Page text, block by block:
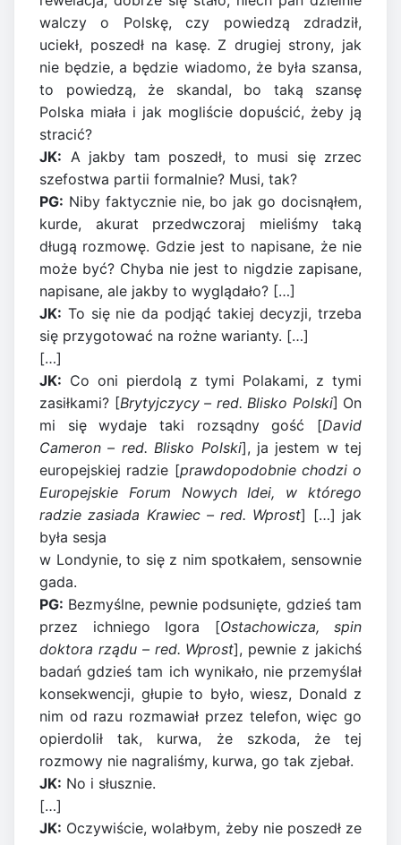
walczy o Polskę, czy powiedzą zdradził,
uciekł, poszedł na kasę. Z drugiej strony, jak
nie będzie, a będzie wiadomo, że była szansa,
to powiedzą, że skandal, bo taką szansę
Polska miała i jak mogliście dopuścić, żeby ją
stracić?
JK: A jakby tam poszedł, to musi się zrzec
szefostwa partii formalnie? Musi, tak?
PG: Niby faktycznie nie, bo jak go docisnąłem,
kurde, akurat przedwczoraj mieliśmy taką
długą rozmowę. Gdzie jest to napisane, że nie
może być? Chyba nie jest to nigdzie zapisane,
napisane, ale jakby to wyglądało? […]
JK: To się nie da podjąć takiej decyzji, trzeba
się przygotować na rożne warianty. […]
[…]
JK: Co oni pierdolą z tymi Polakami, z tymi
zasiłkami? [Brytyjczycy – red. Blisko Polski] On
mi się wydaje taki rozsądny gość [David
Cameron – red. Blisko Polski], ja jestem w tej
europejskiej radzie [prawdopodobnie chodzi o
Europejskie Forum Nowych Idei, w którego
radzie zasiada Krawiec – red. Wprost] […] jak
była sesja
w Londynie, to się z nim spotkałem, sensownie
gada.
PG: Bezmyślne, pewnie podsunięte, gdzieś tam
przez ichniego Igora [Ostachowicza, spin
doktora rządu – red. Wprost], pewnie z jakichś
badań gdzieś tam ich wynikało, nie przemyślał
konsekwencji, głupie to było, wiesz, Donald z
nim od razu rozmawiał przez telefon, więc go
opierdolił tak, kurwa, że szkoda, że tej
rozmowy nie nagraliśmy, kurwa, go tak zjebał.
JK: No i słusznie.
[…]
JK: Oczywiście, wolałbym, żeby nie poszedł ze